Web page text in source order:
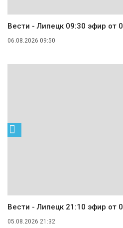
Вести - Липецк 09:30 эфир от
06.08.2026 09:50
Вести - Липецк 21:10 эфир от
05.08.2026 21:32